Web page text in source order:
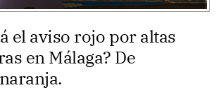
el aviso rojo por altas
en Málaga? De